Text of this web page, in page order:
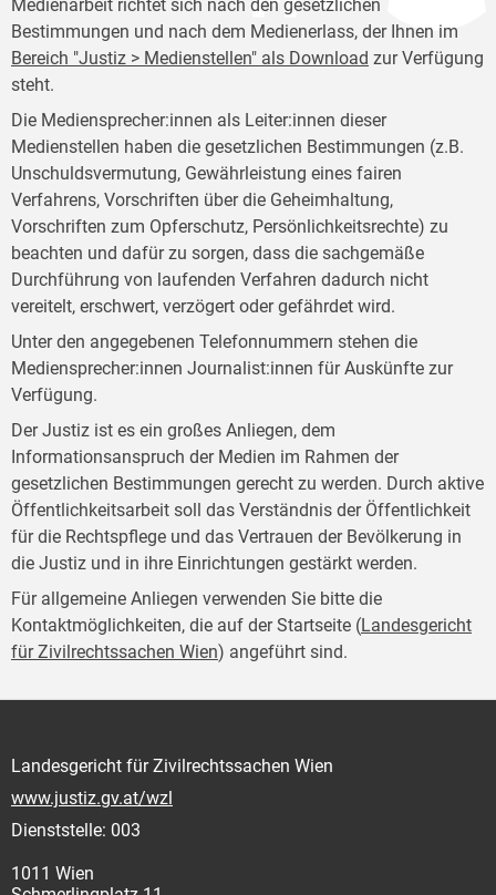
Medienarbeit richtet sich nach den gesetzlichen
Bestimmungen und nach dem Medienerlass, der Ihnen im
Bereich "Justiz > Medienstellen" als Download zur Verfügung
steht.
Die Mediensprecher:innen als Leiter:innen dieser
Medienstellen haben die gesetzlichen Bestimmungen (z.B.
Unschuldsvermutung, Gewährleistung eines fairen
Verfahrens, Vorschriften über die Geheimhaltung,
Vorschriften zum Opferschutz, Persönlichkeitsrechte) zu
beachten und dafür zu sorgen, dass die sachgemäße
Durchführung von laufenden Verfahren dadurch nicht
vereitelt, erschwert, verzögert oder gefährdet wird.
Unter den angegebenen Telefonnummern stehen die
Mediensprecher:innen Journalist:innen für Auskünfte zur
Verfügung.
Der Justiz ist es ein großes Anliegen, dem
Informationsanspruch der Medien im Rahmen der
gesetzlichen Bestimmungen gerecht zu werden. Durch aktive
Öffentlichkeitsarbeit soll das Verständnis der Öffentlichkeit
für die Rechtspflege und das Vertrauen der Bevölkerung in
die Justiz und in ihre Einrichtungen gestärkt werden.
Für allgemeine Anliegen verwenden Sie bitte die
Kontaktmöglichkeiten, die auf der Startseite (Landesgericht
für Zivilrechtssachen Wien) angeführt sind.
Landesgericht für Zivilrechtssachen Wien
www.justiz.gv.at/wzl
Dienststelle: 003
1011 Wien